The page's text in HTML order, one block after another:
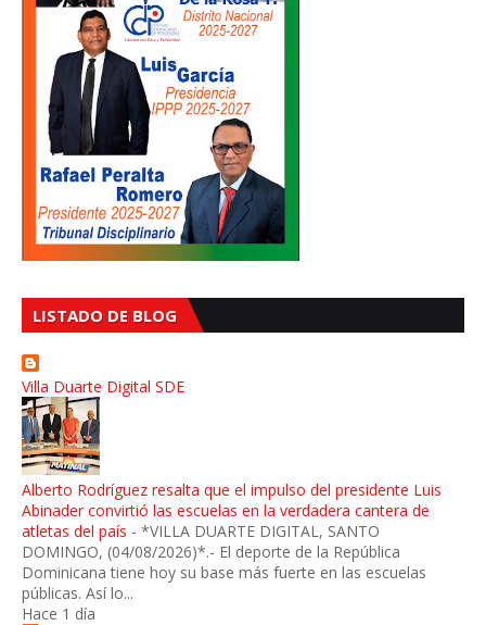
LISTADO DE BLOG
Villa Duarte Digital SDE
Alberto Rodríguez resalta que el impulso del presidente Luis
Abinader convirtió las escuelas en la verdadera cantera de
atletas del país - *VILLA DUARTE DIGITAL, SANTO
DOMINGO, (04/08/2026)*.- El deporte de la República
Dominicana tiene hoy su base más fuerte en las escuelas
públicas. Así lo...
Hace 1 día